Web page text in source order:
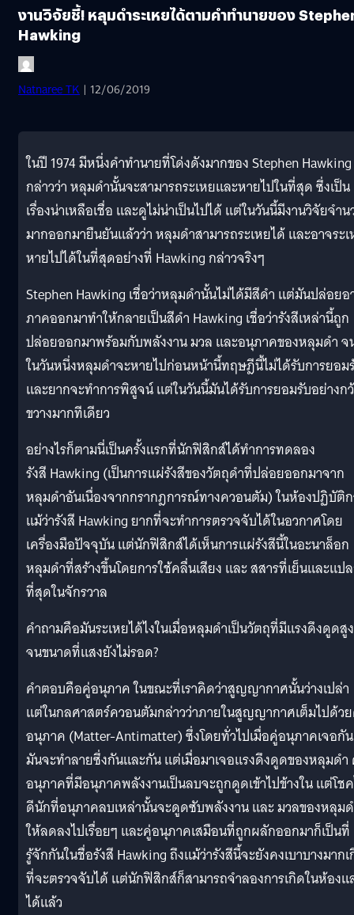
งานวิจัยชี้! หลุมดำระเหยได้ตามคำทำนายของ
Hawking
Natnaree TK | 12/06/2019
ในปี 1974 มีหนึ่งคำทำนายที่โด่งดังมากของ Stephen
กล่าวว่า หลุมดำนั้นจะสามารถระเหยและหายไปในที่สุด ซึ่งเป็น
เรื่องน่าเหลือเชื่อ และดูไม่น่าเป็นไปได้ แต่ในวันนี้มีงานวิจัยจำ
มากออกมายืนยันแล้วว่า หลุมดำสามารถระเหยได้ และอาจระ
หายไปได้ในที่สุดอย่างที่ Hawking กล่าวจริงๆ
Stephen Hawking เชื่อว่าหลุมดำนั้นไม่ได้มีสีดำ แต่มันปล่อยอ
ภาคออกมาทำให้กลายเป็นสีดำ Hawking เชื่อว่ารังสีเหล่านี้ถูก
ปล่อยออกมาพร้อมกับพลังงาน มวล และอนุภาคของหลุมดำ จ
ในวันหนึ่งหลุมดำจะหายไปก่อนหน้านี้ทฤษฎีนี้ไม่ได้รับการยอม
และยากจะทำการพิสูจน์ แต่ในวันนี้มันได้รับการยอมรับอย่างก
ขวางมากทีเดียว
อย่างไรก็ตามนี่เป็นครั้งแรกที่นักฟิสิกส์ได้ทำการทดลอง
รังสี Hawking (เป็นการแผ่รังสีของวัตถุดำที่ปล่อยออกมาจาก
หลุมดำอันเนื่องจากกรากฎการณ์ทางควอนตัม) ในห้องปฏิบัติ
แม้ว่ารังสี Hawking ยากที่จะทำการตรวจจับได้ในอวกาศโดย
เครื่องมือปัจจุบัน แต่นักฟิสิกส์ได้เห็นการแผ่รังสีนี้ในอะนาล็อก
หลุมดำที่สร้างขึ้นโดยการใช้คลื่นเสียง และ สสารที่เย็นและแป
ที่สุดในจักรวาล
คำถามคือมันระเหยได้ไงในเมื่อหลุมดำเป็นวัตถุที่มีแรงดึงดูดสูง
จนขนาดที่แสงยังไม่รอด?
คำตอบคือคู่อนุภาค ในขณะที่เราคิดว่าสูญญากาศนั้นว่างเปล่า
แต่ในกลศาสตร์ควอนตัมกล่าวว่าภายในสูญญากาศเต็มไปด้ว
อนุภาค (Matter-Antimatter) ซึ่งโดยทั่วไปเมื่อคู่อนุภาคเจอกัน
มันจะทำลายซึ่งกันและกัน แต่เมื่อมาเจอแรงดึงดูดของหลุมดำ
อนุภาคที่มีอนุภาคพลังงานเป็นลบจะถูกดูดเข้าไปข้างใน แต่โช
ดีนักที่อนุภาคลบเหล่านั้นจะดูดซับพลังงาน และ มวลของหลุม
ให้ลดลงไปเรื่อยๆ และคู่อนุภาคเสมือนที่ถูกผลักออกมาก็เป็นที่
รู้จักกันในชื่อรังสี Hawking ถึงแม้ว่ารังสีนี้จะยังคงเบาบางมาก
ที่จะตรวจจับได้ แต่นักฟิสิกส์ก็สามารถจำลองการเกิดในห้อง
ได้แล้ว